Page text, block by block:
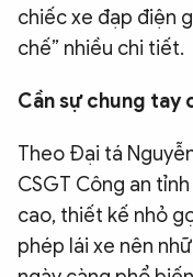
chiếc xe đạp điện
chế” nhiều chi tiết.
Cần sự chung tay
Theo Đại tá
CSGT Công an
cao, thiết kế nhỏ
phép lái xe nên